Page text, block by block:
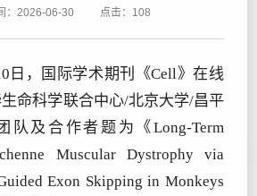
：2026-06-30 点击： 108
日，国际学术期刊《Cell》在线
命科学联合中心/北京大学/昌平
队及合作者题为《Long-Term
Muscular Dystrophy via
Exon Skipping in Monkeys